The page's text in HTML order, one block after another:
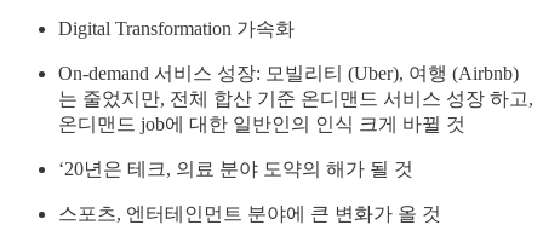
Digital Transformation 가속화
On-demand 서비스 성장: 모빌리티 (Uber), 여행 (Airbnb)
는 줄었지만, 전체 합산 기준 온디맨드 서비스 성장 하고,
온디맨드 job에 대한 일반인의 인식 크게 바뀔 것
‘20년은 테크, 의료 분야 도약의 해가 될 것
스포츠, 엔터테인먼트 분야에 큰 변화가 올 것